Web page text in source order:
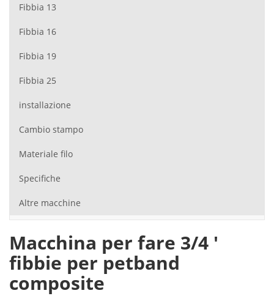
Fibbia 13
Fibbia 16
Fibbia 19
Fibbia 25
installazione
Cambio stampo
Materiale filo
Specifiche
Altre macchine
Macchina per fare 3/4 '
fibbie per petband
composite